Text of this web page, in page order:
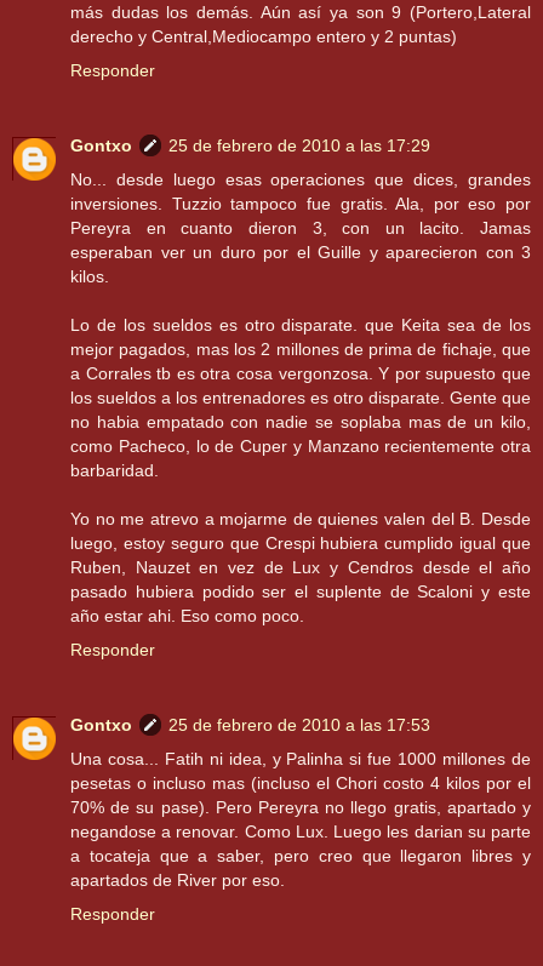
más dudas los demás. Aún así ya son 9 (Portero,Lateral
derecho y Central,Mediocampo entero y 2 puntas)
Responder
Gontxo
25 de febrero de 2010 a las 17:29
No... desde luego esas operaciones que dices, grandes
inversiones. Tuzzio tampoco fue gratis. Ala, por eso por
Pereyra en cuanto dieron 3, con un lacito. Jamas
esperaban ver un duro por el Guille y aparecieron con 3
kilos.
Lo de los sueldos es otro disparate. que Keita sea de los
mejor pagados, mas los 2 millones de prima de fichaje, que
a Corrales tb es otra cosa vergonzosa. Y por supuesto que
los sueldos a los entrenadores es otro disparate. Gente que
no habia empatado con nadie se soplaba mas de un kilo,
como Pacheco, lo de Cuper y Manzano recientemente otra
barbaridad.
Yo no me atrevo a mojarme de quienes valen del B. Desde
luego, estoy seguro que Crespi hubiera cumplido igual que
Ruben, Nauzet en vez de Lux y Cendros desde el año
pasado hubiera podido ser el suplente de Scaloni y este
año estar ahi. Eso como poco.
Responder
Gontxo
25 de febrero de 2010 a las 17:53
Una cosa... Fatih ni idea, y Palinha si fue 1000 millones de
pesetas o incluso mas (incluso el Chori costo 4 kilos por el
70% de su pase). Pero Pereyra no llego gratis, apartado y
negandose a renovar. Como Lux. Luego les darian su parte
a tocateja que a saber, pero creo que llegaron libres y
apartados de River por eso.
Responder